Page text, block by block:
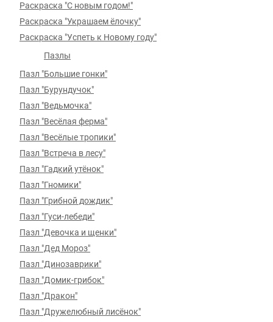
Раскраска "С новым годом!"
Раскраска "Украшаем ёлочку"
Раскраска "Успеть к Новому году"
Пазлы
Пазл "Большие гонки"
Пазл "Бурундучок"
Пазл "Ведьмочка"
Пазл "Весёлая ферма"
Пазл "Весёлые тропики"
Пазл "Встреча в лесу"
Пазл "Гадкий утёнок"
Пазл "Гномики"
Пазл "Грибной дождик"
Пазл "Гуси-лебеди"
Пазл "Девочка и щенки"
Пазл "Дед Мороз"
Пазл "Динозаврики"
Пазл "Домик-грибок"
Пазл "Дракон"
Пазл "Дружелюбный лисёнок"